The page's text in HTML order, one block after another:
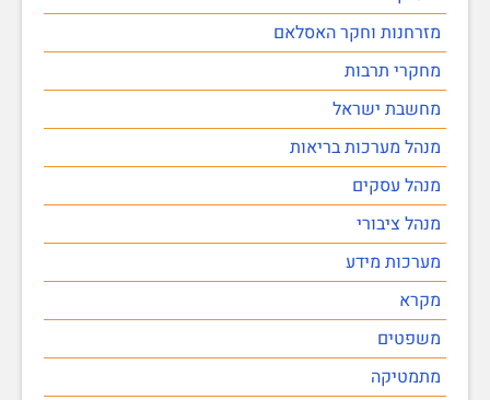
מזרחנות וחקר האסלאם
מחקרי תרבות
מחשבת ישראל
מנהל מערכות בריאות
מנהל עסקים
מנהל ציבורי
מערכות מידע
מקרא
משפטים
מתמטיקה